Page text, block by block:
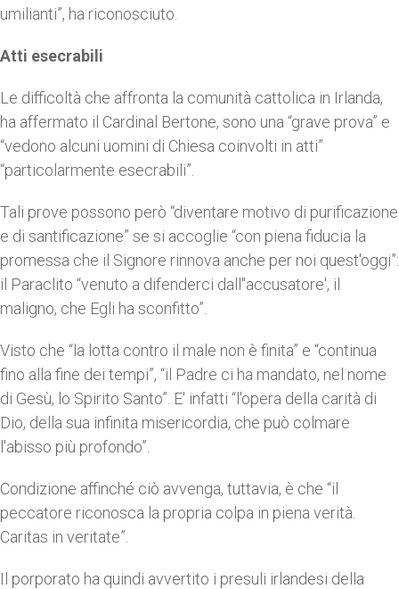
umilianti”, ha riconosciuto.
Atti esecrabili
Le difficoltà che affronta la comunità cattolica in Irlanda,
ha affermato il Cardinal Bertone, sono una “grave prova” e
“vedono alcuni uomini di Chiesa coinvolti in atti”
“particolarmente esecrabili”.
Tali prove possono però “diventare motivo di purificazione
e di santificazione” se si accoglie “con piena fiducia la
promessa che il Signore rinnova anche per noi quest'oggi”:
il Paraclito “venuto a difenderci dall''accusatore', il
maligno, che Egli ha sconfitto”.
Visto che “la lotta contro il male non è finita” e “continua
fino alla fine dei tempi”, “il Padre ci ha mandato, nel nome
di Gesù, lo Spirito Santo”. E' infatti “l'opera della carità di
Dio, della sua infinita misericordia, che può colmare
l'abisso più profondo”.
Condizione affinché ciò avvenga, tuttavia, è che “il
peccatore riconosca la propria colpa in piena verità.
Caritas in veritate”.
Il porporato ha quindi avvertito i presuli irlandesi della